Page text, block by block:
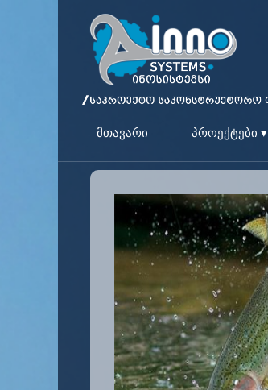
მთავარი პროექტები ▾